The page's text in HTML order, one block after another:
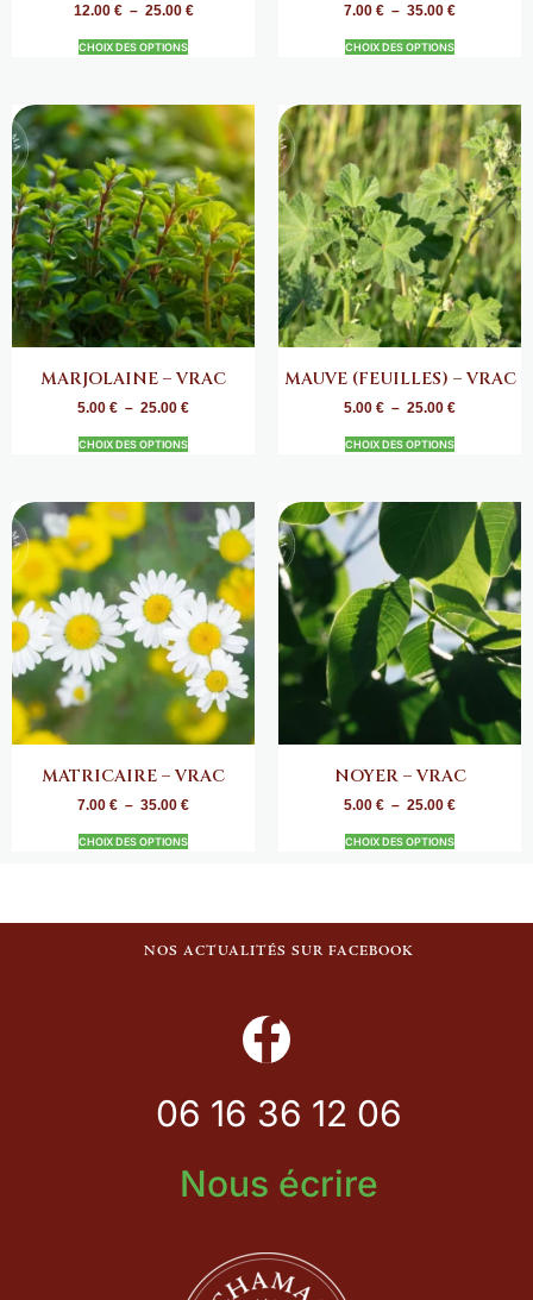
12.00 € – 25.00 €
CHOIX DES OPTIONS
7.00 € – 35.00 €
CHOIX DES OPTIONS
MARJOLAINE – VRAC
5.00 € – 25.00 €
CHOIX DES OPTIONS
MAUVE (FEUILLES) – VRAC
5.00 € – 25.00 €
CHOIX DES OPTIONS
MATRICAIRE – VRAC
7.00 € – 35.00 €
CHOIX DES OPTIONS
NOYER – VRAC
5.00 € – 25.00 €
CHOIX DES OPTIONS
NOS ACTUALITÉS SUR FACEBOOK
06 16 36 12 06
Nous écrire